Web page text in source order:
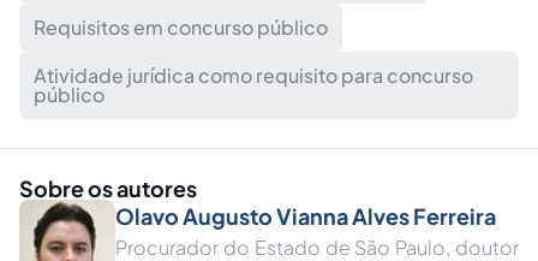
Requisitos em concurso público
Atividade jurídica como requisito para concurso
público
Sobre os autores
Olavo Augusto Vianna Alves Ferreira
Procurador do Estado de São Paulo, doutor